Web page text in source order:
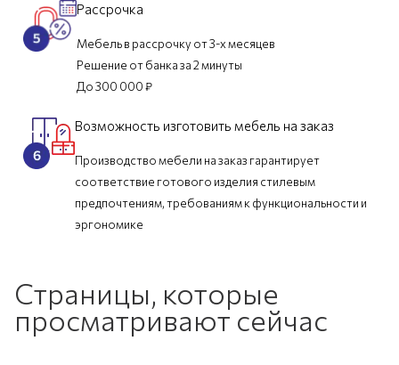
Рассрочка
Мебель в рассрочку от 3-х месяцев
Решение от банка за 2 минуты
До 300 000 ₽
Возможность изготовить мебель на заказ
Производство мебели на заказ гарантирует
соответствие готового изделия стилевым
предпочтениям, требованиям к функциональности и
эргономике
Страницы, которые
просматривают сейчас